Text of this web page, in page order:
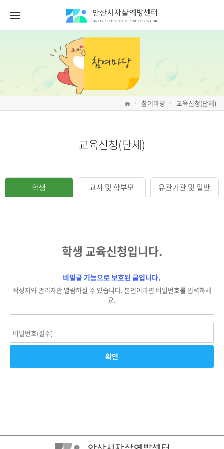
> 참여마당 > 교육신청(단체)
교육신청(단체)
학생 교사 및 학부모 유관기관 및 일반
학생 교육신청입니다.
비밀글 기능으로 보호된 글입니다.
작성자와 관리자만 열람하실 수 있습니다. 본인이라면 비밀번호를 입력하세
요.